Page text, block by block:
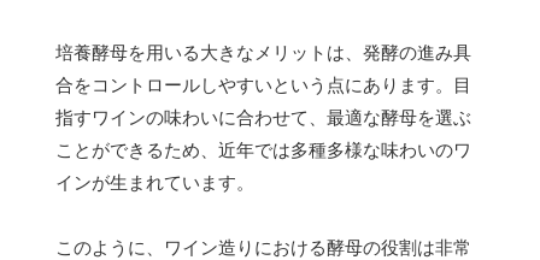
培養酵母を用いる大きなメリットは、発酵の進み具
合をコントロールしやすいという点にあります。目
指すワインの味わいに合わせて、最適な酵母を選ぶ
ことができるため、近年では多種多様な味わいのワ
インが生まれています。
このように、ワイン造りにおける酵母の役割は非常